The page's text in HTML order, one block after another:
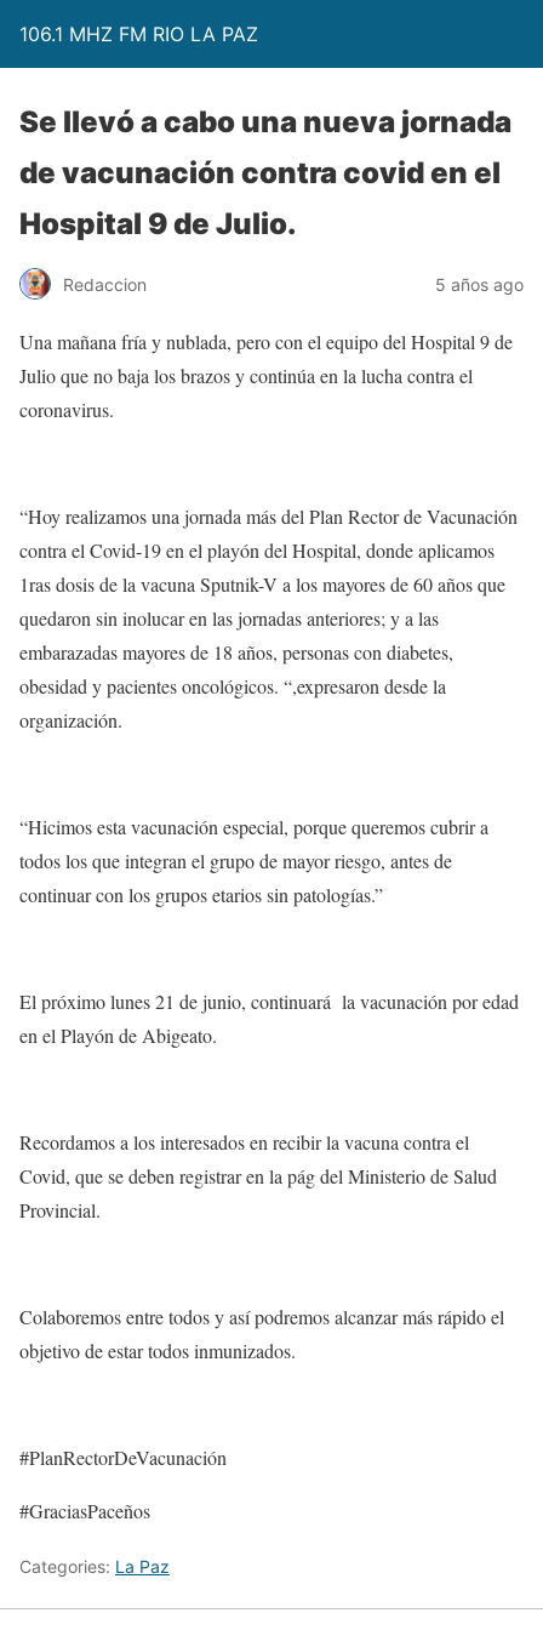
106.1 MHZ FM RIO LA PAZ
Se llevó a cabo una nueva jornada
de vacunación contra covid en el
Hospital 9 de Julio.
Redaccion 5 años ago
Una mañana fría y nublada, pero con el equipo del Hospital 9 de
Julio que no baja los brazos y continúa en la lucha contra el
coronavirus.
“Hoy realizamos una jornada más del Plan Rector de Vacunación
contra el Covid-19 en el playón del Hospital, donde aplicamos
1ras dosis de la vacuna Sputnik-V a los mayores de 60 años que
quedaron sin inolucar en las jornadas anteriores; y a las
embarazadas mayores de 18 años, personas con diabetes,
obesidad y pacientes oncológicos. “,expresaron desde la
organización.
“Hicimos esta vacunación especial, porque queremos cubrir a
todos los que integran el grupo de mayor riesgo, antes de
continuar con los grupos etarios sin patologías.”
El próximo lunes 21 de junio, continuará la vacunación por edad
en el Playón de Abigeato.
Recordamos a los interesados en recibir la vacuna contra el
Covid, que se deben registrar en la pág del Ministerio de Salud
Provincial.
Colaboremos entre todos y así podremos alcanzar más rápido el
objetivo de estar todos inmunizados.
#PlanRectorDeVacunación
#GraciasPaceños
Categories: La Paz